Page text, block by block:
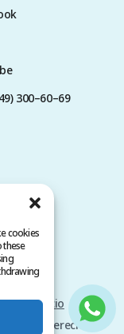
cookies
these
300–60–69
del servicio
los derechos